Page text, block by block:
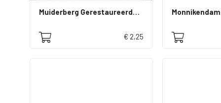
Muiderberg Gerestaureerde toren
€ 2,25